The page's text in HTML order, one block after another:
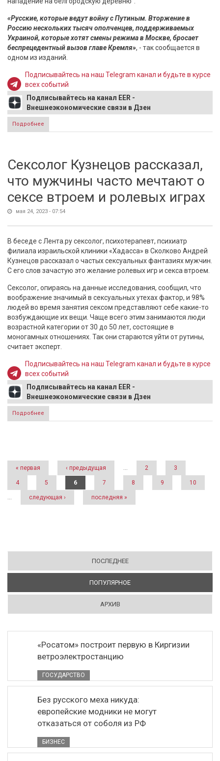
«Русские, которые ведут войну с Путиным. Вторжение в
Россию нескольких тысяч ополченцев, поддерживаемых
Украиной, которые хотят смены режима в Москве, бросает
беспрецедентный вызов главе Кремля», - так сообщается в
одном из изданий.
Подписывайтесь на наш Telegram канал и будьте в курсе
всех событий
Подписывайтесь на канал EER -
Внешнеэкономические связи в Дзен
Подробнее
нападение на белгородскую деревню"
Сексолог Кузнецов рассказал,
что мужчины часто мечтают о
сексе втроем и ролевых играх
мая 24, 2023 - 07:54
В беседе с Лента.ру сексолог, психотерапевт, психиатр
филиала израильской клиники «Хадасса» в Сколково Андрей
Кузнецов рассказал о частых сексуальных фантазиях мужчин.
С его слов зачастую это желание ролевых игр и секса втроем.
Сексолог, опираясь на данные исследования, сообщил, что
воображение значимый в сексуальных утехах фактор, и 98%
людей во время занятия сексом представляют себе какие-то
возбуждающие их вещи. Чаще всего этим занимаются люди
возрастной категории от 30 до 50 лет, состоящие в
моногамных отношениях. Так они стараются уйти от рутины,
считает эксперт.
Подписывайтесь на наш Telegram канал и будьте в курсе
всех событий
Подписывайтесь на канал EER -
Внешнеэкономические связи в Дзен
Подробнее
мечтают о сексе втроем и ролевых играх
Страницы
« первая ‹ предыдущая … 2 3
4 5 6 7 8 9 10
… следующая › последняя »
ПОСЛЕДНЕЕ
ПОПУЛЯРНОЕ
АРХИВ
«Росатом» построит первую в Киргизии
ветроэлектростанцию
ГОСУДАРСТВО
Без русского меха никуда:
европейские модники не могут
отказаться от соболя из РФ
БИЗНЕС